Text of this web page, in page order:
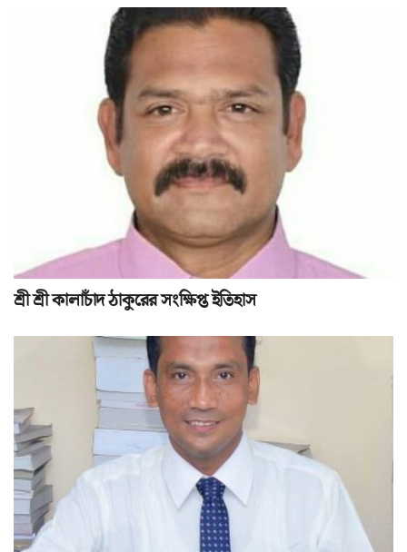
শ্রী শ্রী কালাচাঁদ ঠাকুরের সংক্ষিপ্ত ইতিহাস